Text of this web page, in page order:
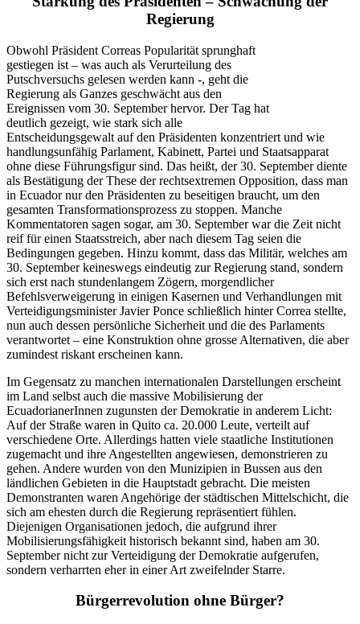
Regierung
Obwohl Präsident Correas Popularität sprunghaft
gestiegen ist – was auch als Verurteilung des
Putschversuchs gelesen werden kann -, geht die
Regierung als Ganzes geschwächt aus den
Ereignissen vom 30. September hervor. Der Tag hat
deutlich gezeigt, wie stark sich alle
Entscheidungsgewalt auf den Präsidenten konzentriert und wie
handlungsunfähig Parlament, Kabinett, Partei und Staatsapparat
ohne diese Führungsfigur sind. Das heißt, der 30. September diente
als Bestätigung der These der rechtsextremen Opposition, dass man
in Ecuador nur den Präsidenten zu beseitigen braucht, um den
gesamten Transformationsprozess zu stoppen. Manche
Kommentatoren sagen sogar, am 30. September war die Zeit nicht
reif für einen Staatsstreich, aber nach diesem Tag seien die
Bedingungen gegeben. Hinzu kommt, dass das Militär, welches am
30. September keineswegs eindeutig zur Regierung stand, sondern
sich erst nach stundenlangem Zögern, morgendlicher
Befehlsverweigerung in einigen Kasernen und Verhandlungen mit
Verteidigungsminister Javier Ponce schließlich hinter Correa stellte,
nun auch dessen persönliche Sicherheit und die des Parlaments
verantwortet – eine Konstruktion ohne grosse Alternativen, die aber
zumindest riskant erscheinen kann.
Im Gegensatz zu manchen internationalen Darstellungen erscheint
im Land selbst auch die massive Mobilisierung der
EcuadorianerInnen zugunsten der Demokratie in anderem Licht:
Auf der Straße waren in Quito ca. 20.000 Leute, verteilt auf
verschiedene Orte. Allerdings hatten viele staatliche Institutionen
zugemacht und ihre Angestellten angewiesen, demonstrieren zu
gehen. Andere wurden von den Munizipien in Bussen aus den
ländlichen Gebieten in die Hauptstadt gebracht. Die meisten
Demonstranten waren Angehörige der städtischen Mittelschicht, die
sich am ehesten durch die Regierung repräsentiert fühlen.
Diejenigen Organisationen jedoch, die aufgrund ihrer
Mobilisierungsfähigkeit historisch bekannt sind, haben am 30.
September nicht zur Verteidigung der Demokratie aufgerufen,
sondern verharrten eher in einer Art zweifelnder Starre.
Bürgerrevolution ohne Bürger?